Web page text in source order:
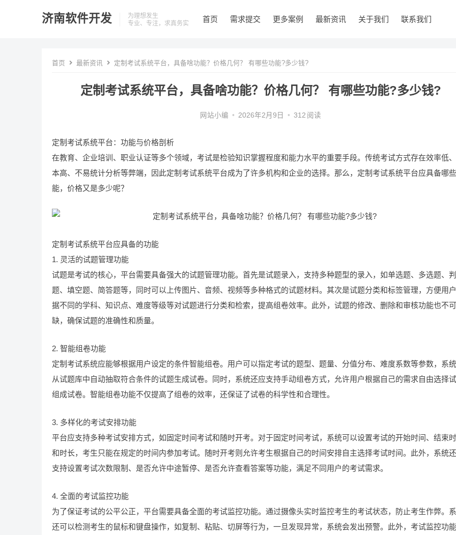
济南软件开发
为理想发生
专业、专注，求真务实
首页 需求提交 更多案例 最新资讯 关于我们 联系我们
首页 最新资讯 定制考试系统平台，具备啥功能？价格几何？ 有哪些功能?多少钱?
定制考试系统平台，具备啥功能？价格几何？ 有哪些功能?多少钱?
网站小编 • 2026年2月9日 • 312 阅读
定制考试系统平台：功能与价格剖析
在教育、企业培训、职业认证等多个领域，考试是检验知识掌握程度和能力水平的重要手段。传统考试方式存在效率低
本高、不易统计分析等弊端，因此定制考试系统平台成为了许多机构和企业的选择。那么，定制考试系统平台应具备哪
能，价格又是多少呢？
定制考试系统平台应具备的功能
1. 灵活的试题管理功能
试题是考试的核心，平台需要具备强大的试题管理功能。首先是试题录入，支持多种题型的录入，如单选题、多选题、
题、填空题、简答题等，同时可以上传图片、音频、视频等多种格式的试题材料。其次是试题分类和标签管理，方便用
据不同的学科、知识点、难度等级等对试题进行分类和检索，提高组卷效率。此外，试题的修改、删除和审核功能也不
缺，确保试题的准确性和质量。
2. 智能组卷功能
定制考试系统应能够根据用户设定的条件智能组卷。用户可以指定考试的题型、题量、分值分布、难度系数等参数，系
从试题库中自动抽取符合条件的试题生成试卷。同时，系统还应支持手动组卷方式，允许用户根据自己的需求自由选择
组成试卷。智能组卷功能不仅提高了组卷的效率，还保证了试卷的科学性和合理性。
3. 多样化的考试安排功能
平台应支持多种考试安排方式，如固定时间考试和随时开考。对于固定时间考试，系统可以设置考试的开始时间、结束
和时长，考生只能在规定的时间内参加考试。随时开考则允许考生根据自己的时间安排自主选择考试时间。此外，系统
支持设置考试次数限制、是否允许中途暂停、是否允许查看答案等功能，满足不同用户的考试需求。
4. 全面的考试监控功能
为了保证考试的公平公正，平台需要具备全面的考试监控功能。通过摄像头实时监控考生的考试状态，防止考生作弊。
还可以检测考生的鼠标和键盘操作，如复制、粘贴、切屏等行为，一旦发现异常，系统会发出预警。此外，考试监控功